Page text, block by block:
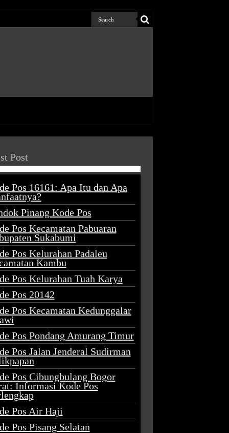
Post
Pos 16161: Apa Itu dan Apa
Pinang Kode Pos
Pos Kecamatan Pabuaran
Sukabumi
Pos Kelurahan Padaleu
Kambu
Pos Kelurahan Tuah Karya
Pos 20142
Pos Kecamatan Kedunggalar
Pos Pondang Amurang Timur
Pos Jalan Jenderal Sudirman
Pos Cibungbulang Bogor
Informasi Kode Pos
Pos Air Haji
Pos Pisang Selatan